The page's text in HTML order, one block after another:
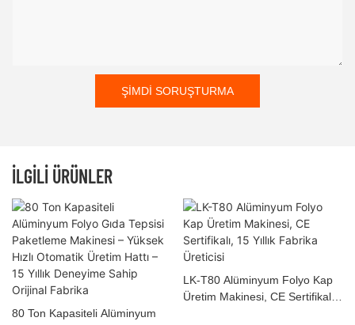
ŞIMDI SORUŞTURMA
İLGILI ÜRÜNLER
80 Ton Kapasiteli Alüminyum
LK-T80 Alüminyum Folyo Kap
Üretim Makinesi, CE Sertifikalı,